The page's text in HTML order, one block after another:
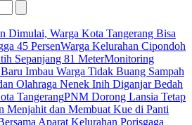
Dimulai, Warga Kota Tangerang Bisa
45 PersenWarga Kelurahan Cipondoh
Sepanjang 81 MeterMonitoring
Imbau Warga Tidak Buang Sampah
Olahraga Nenek Inih Diganjar Bedah
TangerangPNM Dorong Lansia Tetap
Menjahit dan Membuat Kue di Panti
Aparat Kelurahan Porisgaga